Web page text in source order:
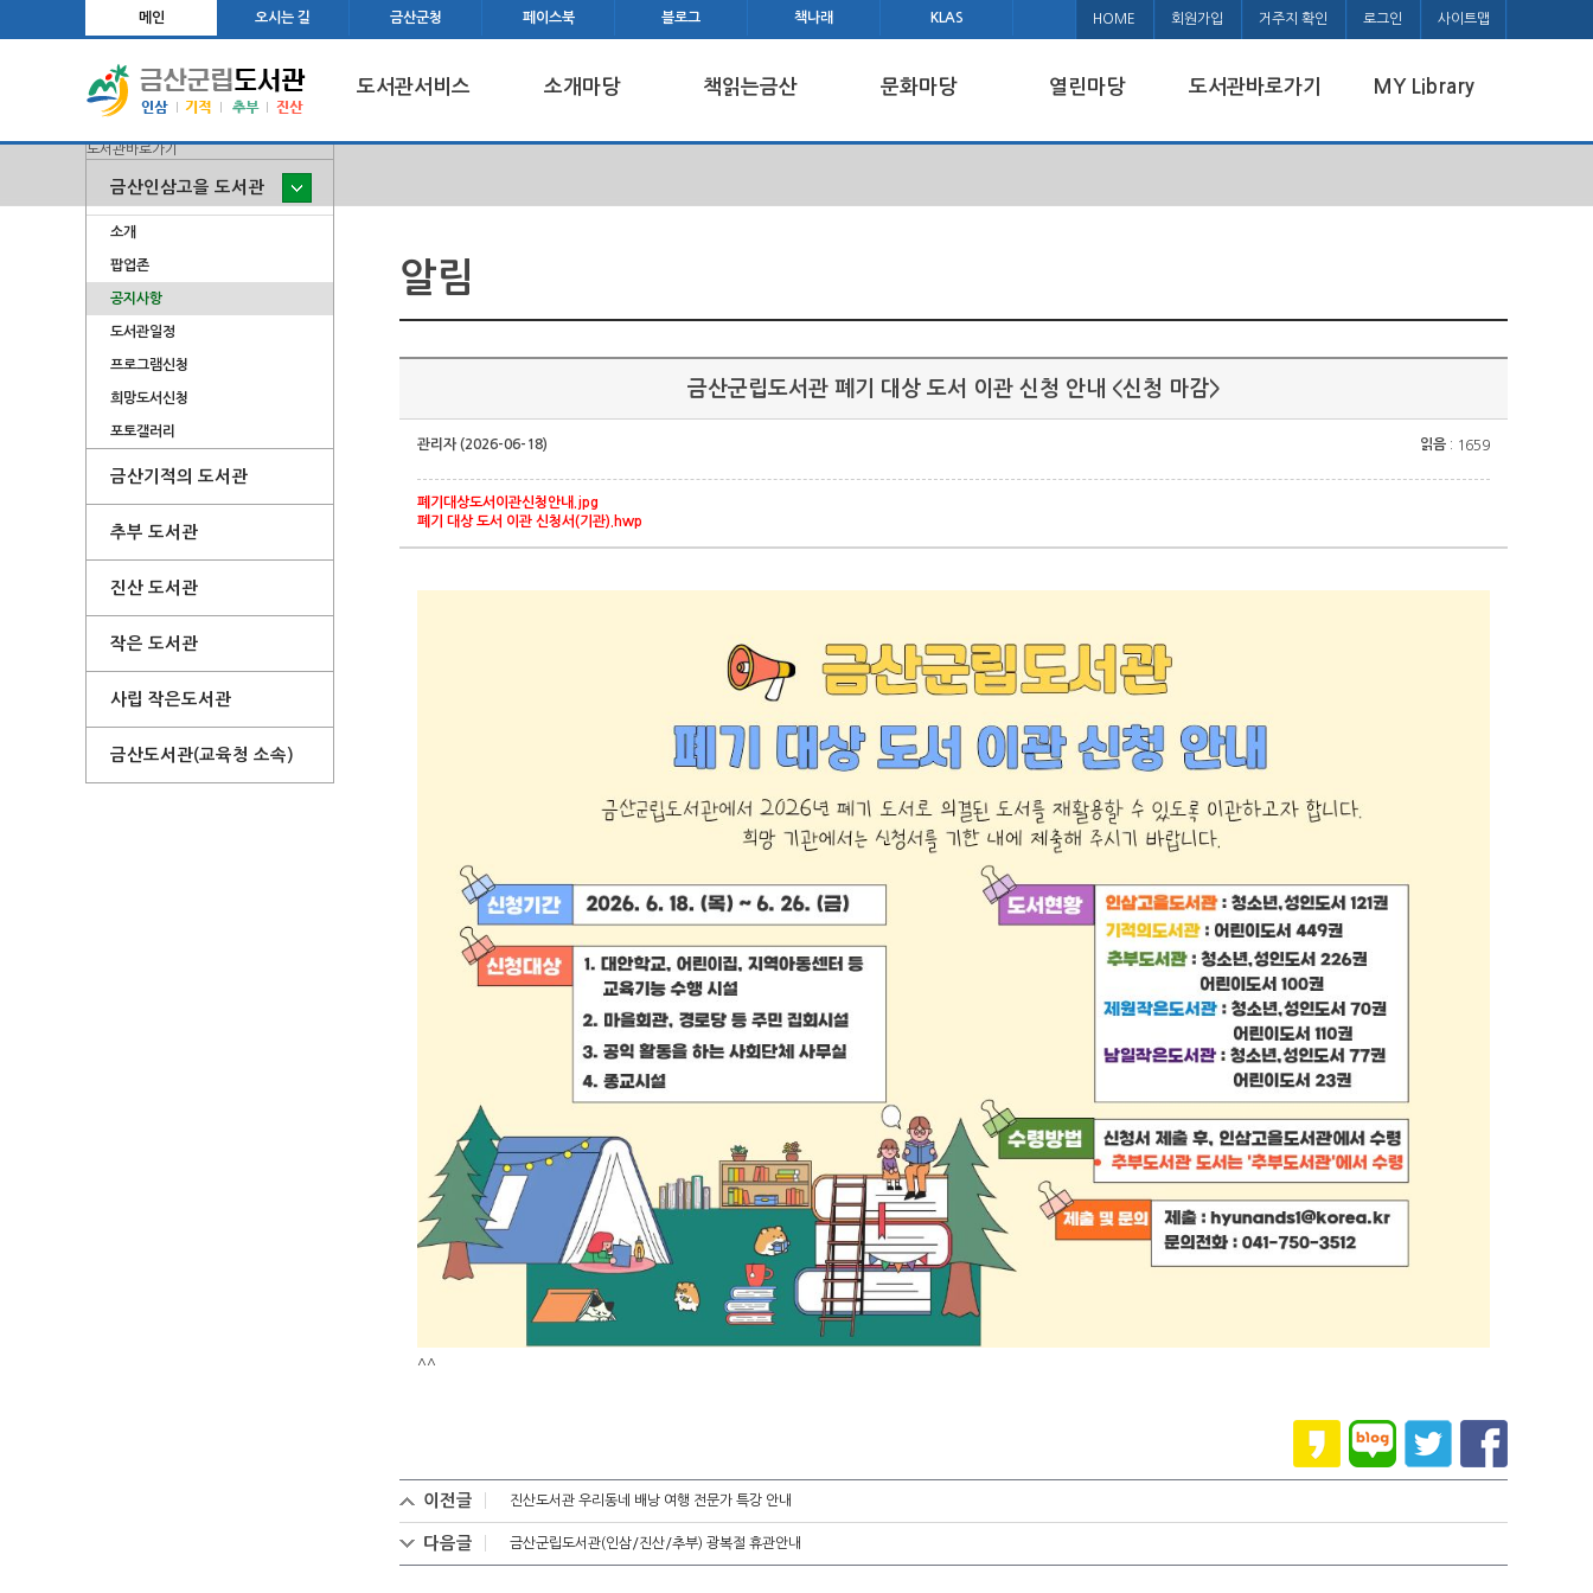
메인 오시는 길 금산군청 페이스북 블로그 책나래 KLAS HOME 회원가입 거주지 확인 로그인 사이트맵
도서관서비스 소개마당 책읽는금산 문화마당 열린마당 도서관바로가기 MY Library
도서관바로가기
금산인삼고을 도서관
소개
팝업존
공지사항
도서관일정
프로그램신청
희망도서신청
포토갤러리
금산기적의 도서관
추부 도서관
진산 도서관
작은 도서관
사립 작은도서관
금산도서관(교육청 소속)
알림
금산군립도서관 폐기 대상 도서 이관 신청 안내 <신청 마감>
관리자 (2026-06-18) 읽음 : 1659
폐기대상도서이관신청안내.jpg
폐기 대상 도서 이관 신청서(기관).hwp
^^
이전글 진산도서관 우리동네 배낭 여행 전문가 특강 안내
다음글 금산군립도서관(인삼/진산/추부) 광복절 휴관안내